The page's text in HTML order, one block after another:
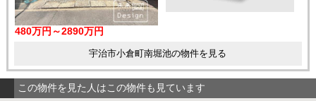
480万円～2890万円
宇治市小倉町南堀池の物件を見る
この物件を見た人はこの物件も見ています